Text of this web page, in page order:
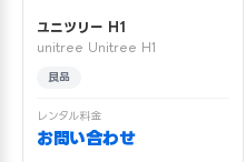
ユニツリー H1
unitree Unitree H1
良品
レンタル料金
お問い合わせ